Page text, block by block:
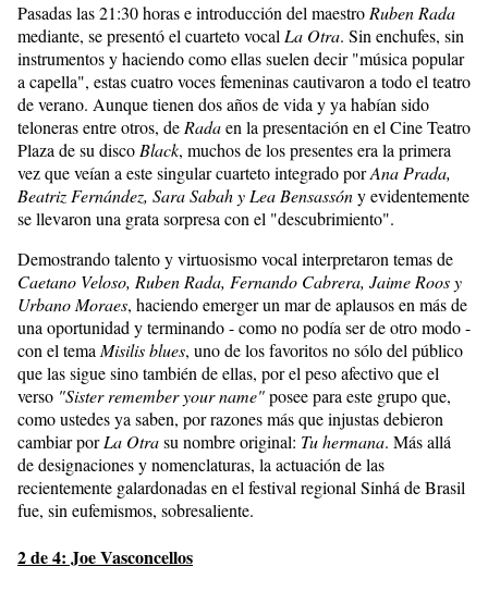
Pasadas las 21:30 horas e introducción del maestroRuben Rada
mediante, se presentó el cuarteto vocalLa Otra. Sin enchufes, sin
instrumentos y haciendo como ellas suelen decir "música popular
a capella", estas cuatro voces femeninas cautivaron a todo el teatro
de verano. Aunque tienen dos años de vida y ya habían sido
teloneras entre otros, deRadaen la presentación en el Cine Teatro
Plaza de su discoBlack, muchos de los presentes era la primera
vez que veían a este singular cuarteto integrado porAna Prada,
Beatriz Fernández, Sara Sabah y Lea Bensassóny evidentemente
se llevaron una grata sorpresa con el "descubrimiento".
Demostrando talento y virtuosismo vocal interpretaron temas de
Caetano Veloso, Ruben Rada, Fernando Cabrera, Jaime Roos y
Urbano Moraes, haciendo emerger un mar de aplausos en más de
una oportunidad y terminando - como no podía ser de otro modo -
con el temaMisilis blues, uno de los favoritos no sólo del público
que las sigue sino también de ellas, por el peso afectivo que el
verso "Sister remember your name"posee para este grupo que,
como ustedes ya saben, por razones más que injustas debieron
cambiar porLa Otrasu nombre original: Tu hermana. Más allá
de designaciones y nomenclaturas, la actuación de las
recientemente galardonadas en el festival regional Sinhá de Brasil
fue, sin eufemismos, sobresaliente.
2 de 4: Joe Vasconcellos